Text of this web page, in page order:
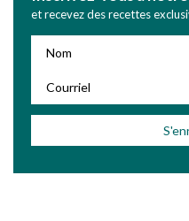
et recevez des recettes